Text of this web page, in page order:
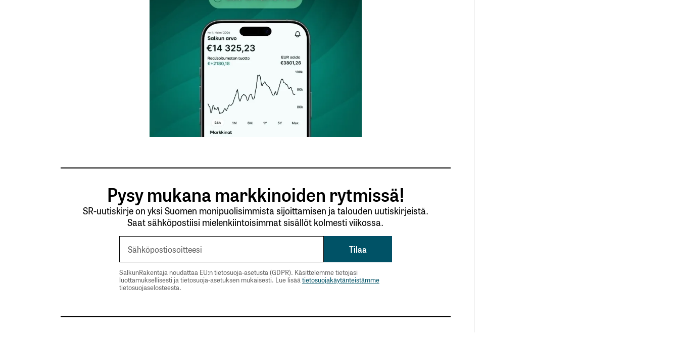
Pakolliset kentät on merkitty*
Sähköpostiosoitteesi
Lähetä kommentti
Pysy mukana markkinoiden rytmissä!
SR-uutiskirje on yksi Suomen monipuolisimmista sijoittamisen ja talouden uutiskirjeistä.
Saat sähköpostiisi mielenkiintoisimmat sisällöt kolmesti viikossa.
SalkunRakentaja noudattaa EU:n tietosuoja-asetusta (GDPR). Käsittelemme tietojasi
luottamuksellisesti ja tietosuoja-asetuksen mukaisesti. Lue lisää tietosuojakäytänteistämme
tietosuojaselosteesta.